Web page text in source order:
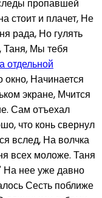
пропавшей
стоит и плачет, Не
рада, Но гулять
Таня, Мы тебя
отдельной
Начинается
экране, Мчится
Сам отъехал
что конь свернул
вслед, На волчка
всех моложе. Таня
На нее уже давно
Сесть поближе